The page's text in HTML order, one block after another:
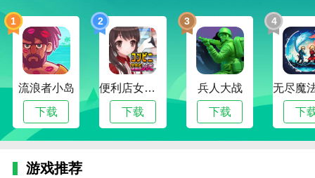
3。同时，软件还提供个性化选项。
4。用户可以根据自己的喜好和习惯调整界面的布局和
颜色。
新月软件审查
使用新月这个交友软件的体验是非常愉快和有意义的。
通过这个软件，我结交了很多来自不同地区、不同背景
的朋友，与他们进行了真诚的交流和互动。软件的界面
种功能。整体风格热情友好，给人一种亲切感。用户之
1
流浪者小岛
下载
2
便利店女孩moonband
下载
3
兵人大战
下载
4
下
游戏推荐